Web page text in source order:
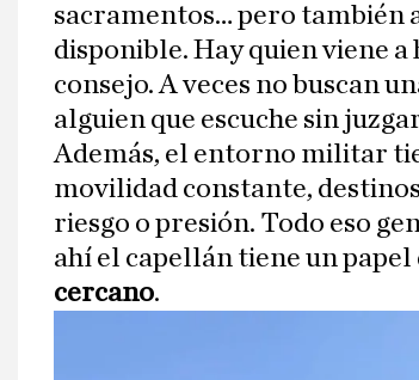
sacramentos… pero también
disponible. Hay quien viene a
consejo. A veces no buscan
alguien que escuche sin
Además, el entorno militar
movilidad constante,
riesgo o presión. Todo eso
ahí el capellán tiene un papel
cercano.